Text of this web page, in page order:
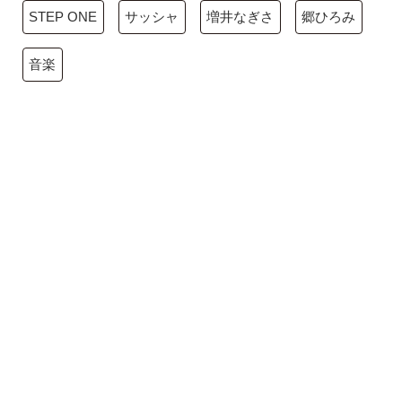
STEP ONE サッシャ 増井なぎさ 郷ひろみ
音楽